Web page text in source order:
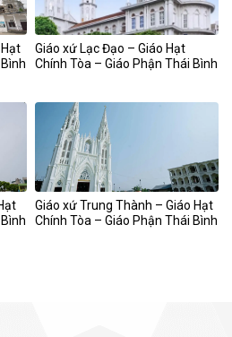
Giáo xứ Lạc Đạo – Giáo Hạt
Chính Tòa – Giáo Phận Thái Bình
Giáo xứ Trung Thành – Giáo Hạt
Chính Tòa – Giáo Phận Thái Bình